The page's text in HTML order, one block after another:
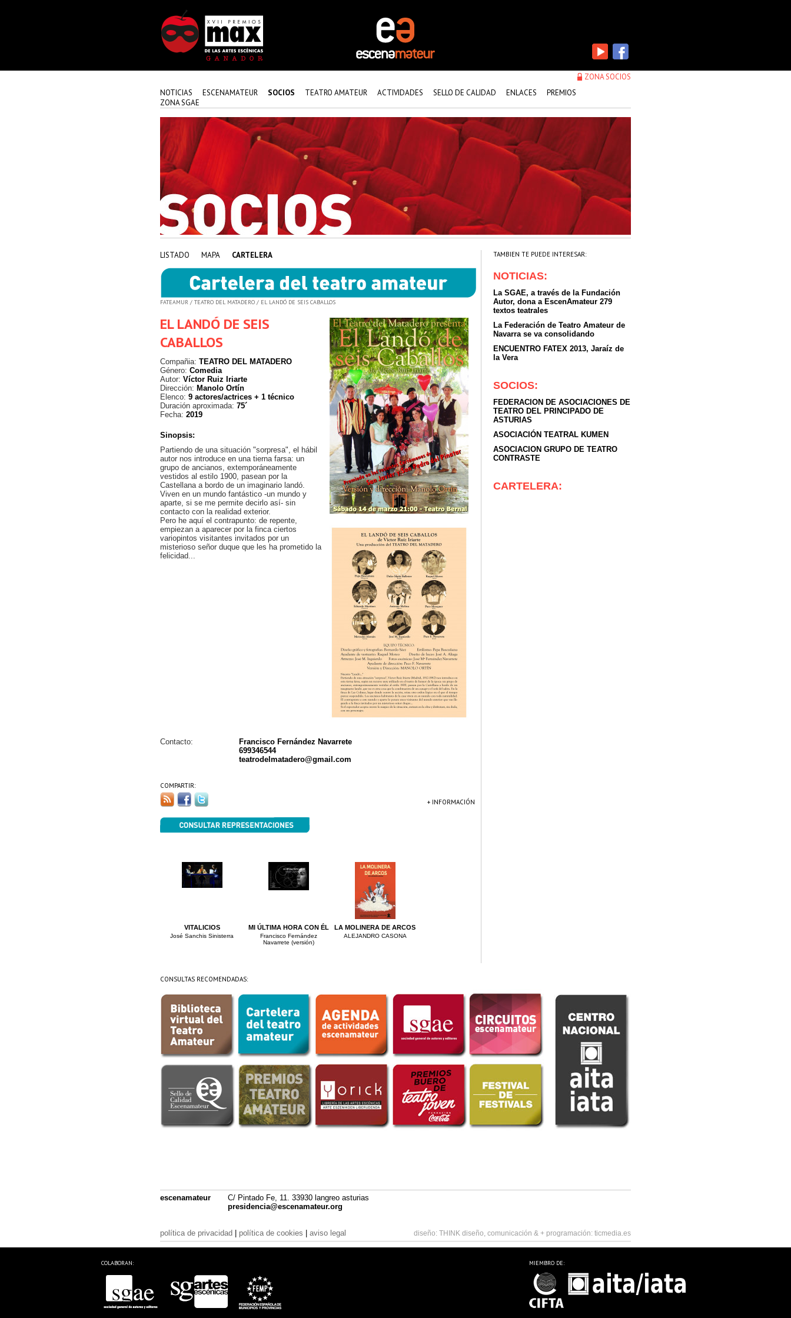
ZONA SOCIOS
NOTICIAS
ESCENAMATEUR SOCIOS TEATRO AMATEUR ACTIVIDADES SELLO DE CALIDAD ENLACES
PREMIOS
ZONA SGAE
TAMBIEN TE PUEDE INTERESAR:
NOTICIAS:
La SGAE, a través de la Fundación
Autor, dona a EscenAmateur 279
textos teatrales
La Federación de Teatro Amateur de
Navarra se va consolidando
ENCUENTRO FATEX 2013, Jaraíz de
la Vera
SOCIOS:
FEDERACION DE ASOCIACIONES DE
TEATRO DEL PRINCIPADO DE
ASTURIAS
ASOCIACIÓN TEATRAL KUMEN
ASOCIACION GRUPO DE TEATRO
CONTRASTE
CARTELERA:
LISTADO MAPA CARTELERA
FATEAMUR / TEATRO DEL MATADERO / EL LANDÓ DE SEIS CABALLOS
EL LANDÓ DE SEIS
CABALLOS
Compañia: TEATRO DEL MATADERO
Género: Comedia
Autor: Víctor Ruiz Iriarte
Dirección: Manolo Ortín
Elenco: 9 actores/actrices + 1 técnico
Duración aproximada: 75´
Fecha: 2019
Sinopsis:
Partiendo de una situación "sorpresa", el hábil
autor nos introduce en una tierna farsa: un
grupo de ancianos, extemporáneamente
vestidos al estilo 1900, pasean por la
Castellana a bordo de un imaginario landó.
Viven en un mundo fantástico -un mundo y
aparte, si se me permite decirlo así- sin
contacto con la realidad exterior.
Pero he aquí el contrapunto: de repente,
empiezan a aparecer por la finca ciertos
variopintos visitantes invitados por un
misterioso señor duque que les ha prometido la
felicidad...
Contacto:
Francisco Fernández Navarrete
699346544
teatrodelmatadero@gmail.com
COMPARTIR:
+ INFORMACIÓN
VITALICIOS
José Sanchis Sinisterra
MI ÚLTIMA HORA CON ÉL
Francisco Fernández
Navarrete (versión)
LA MOLINERA DE ARCOS
ALEJANDRO CASONA
CONSULTAS RECOMENDADAS:
escenamateur
C/ Pintado Fe, 11. 33930 langreo asturias
presidencia@escenamateur.org
política de privacidad política de cookies aviso legal diseño: THINK diseño, comunicación & + programación: ticmedia.es
MIEMBRO DE:
COLABORAN: